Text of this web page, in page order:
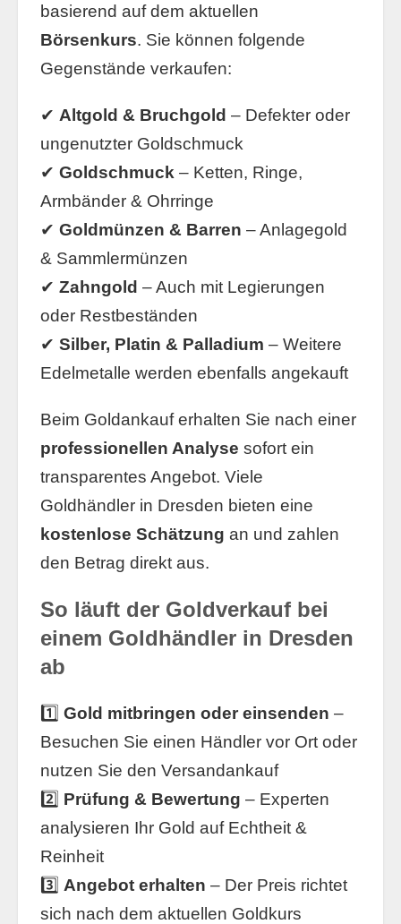
basierend auf dem aktuellen
Börsenkurs. Sie können folgende
Gegenstände verkaufen:
✔ Altgold & Bruchgold – Defekter oder
ungenutzter Goldschmuck
✔ Goldschmuck – Ketten, Ringe,
Armbänder & Ohrringe
✔ Goldmünzen & Barren – Anlagegold
& Sammlermünzen
✔ Zahngold – Auch mit Legierungen
oder Restbeständen
✔ Silber, Platin & Palladium – Weitere
Edelmetalle werden ebenfalls angekauft
Beim Goldankauf erhalten Sie nach einer
professionellen Analyse sofort ein
transparentes Angebot. Viele
Goldhändler in Dresden bieten eine
kostenlose Schätzung an und zahlen
den Betrag direkt aus.
So läuft der Goldverkauf bei
einem Goldhändler in Dresden
ab
1️⃣ Gold mitbringen oder einsenden –
Besuchen Sie einen Händler vor Ort oder
nutzen Sie den Versandankauf
2️⃣ Prüfung & Bewertung – Experten
analysieren Ihr Gold auf Echtheit &
Reinheit
3️⃣ Angebot erhalten – Der Preis richtet
sich nach dem aktuellen Goldkurs